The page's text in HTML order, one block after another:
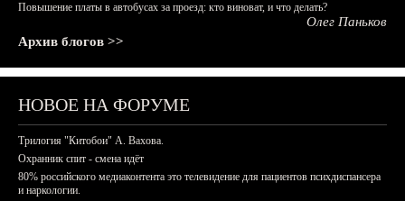
Повышение платы в автобусах за проезд: кто виноват, и что делать?
Олег Паньков
Архив блогов >>
НОВОЕ НА ФОРУМЕ
Трилогия "Китобои" А. Вахова.
Охранник спит - смена идёт
80% российского медиаконтента это телевидение для пациентов психдиспансера
и наркологии.